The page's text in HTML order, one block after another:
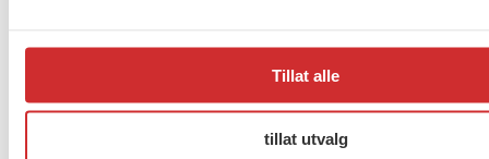
Tillat alle
tillat utvalg